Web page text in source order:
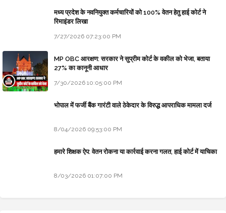
मध्य प्रदेश के नवनियुक्त कर्मचारियों को 100% वेतन हेतु हाई कोर्ट ने
रिमाइंडर लिखा
7/27/2026 07:23:00 PM
MP OBC आरक्षण: सरकार ने सुप्रीम कोर्ट के वकील को भेजा, बताया
27% का कानूनी आधार
7/30/2026 10:05:00 PM
भोपाल में फर्जी बैंक गारंटी वाले ठेकेदार के विरुद्ध आपराधिक मामला दर्ज
8/04/2026 09:53:00 PM
हमारे शिक्षक ऐप: वेतन रोकना या कार्रवाई करना गलत, हाई कोर्ट में याचिका
8/03/2026 01:07:00 PM